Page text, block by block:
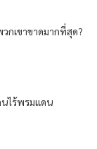
กเขาขาดมากที่สุด?
นไร้พรมแดน